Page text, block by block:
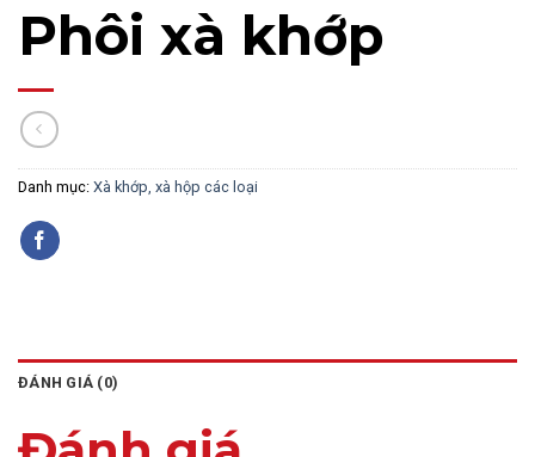
Phôi xà khớp
Danh mục: Xà khớp, xà hộp các loại
ĐÁNH GIÁ (0)